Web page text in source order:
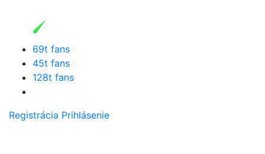
69t fans
45t fans
128t fans
Registrácia Prihlásenie